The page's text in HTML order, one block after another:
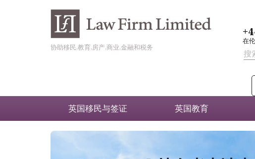
协助移民,教育,房产,商业,金融和税务
在
英国移民与签证 英国教育